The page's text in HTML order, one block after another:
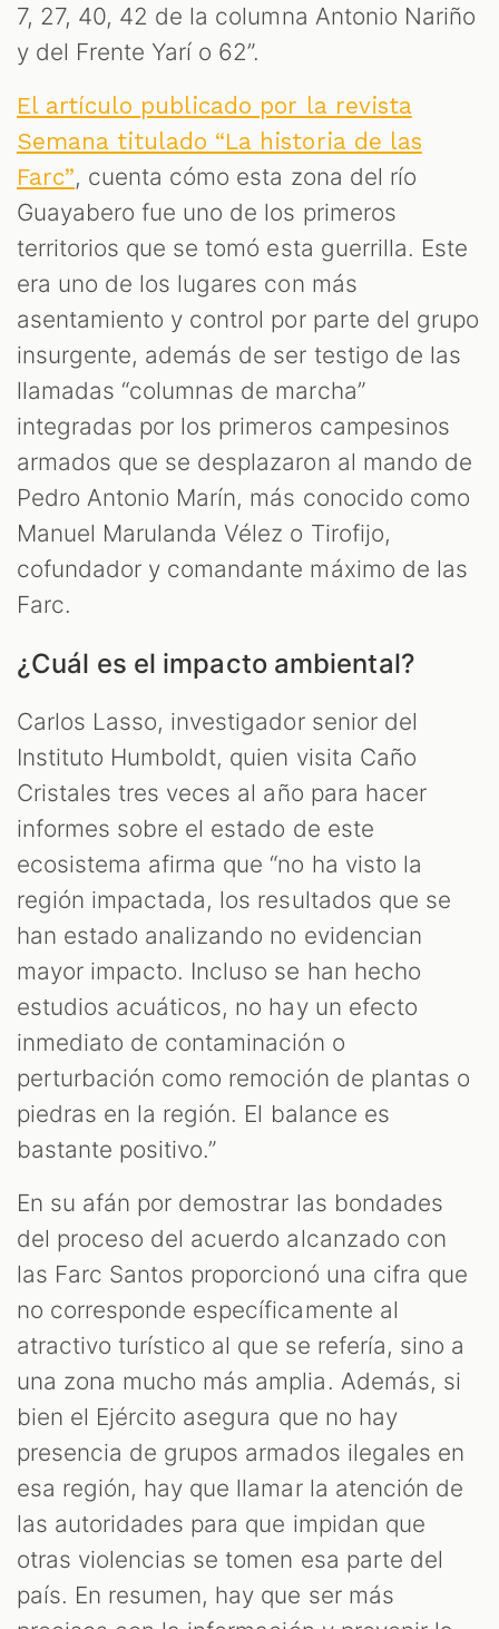
7, 27, 40, 42 de la columna Antonio Nariño
y del Frente Yarí o 62”.
El artículo publicado por la revista
Semana titulado “La historia de las
Farc”, cuenta cómo esta zona del río
Guayabero fue uno de los primeros
territorios que se tomó esta guerrilla. Este
era uno de los lugares con más
asentamiento y control por parte del grupo
insurgente, además de ser testigo de las
llamadas “columnas de marcha”
integradas por los primeros campesinos
armados que se desplazaron al mando de
Pedro Antonio Marín, más conocido como
Manuel Marulanda Vélez o Tirofijo,
cofundador y comandante máximo de las
Farc.
¿Cuál es el impacto ambiental?
Carlos Lasso, investigador senior del
Instituto Humboldt, quien visita Caño
Cristales tres veces al año para hacer
informes sobre el estado de este
ecosistema afirma que “no ha visto la
región impactada, los resultados que se
han estado analizando no evidencian
mayor impacto. Incluso se han hecho
estudios acuáticos, no hay un efecto
inmediato de contaminación o
perturbación como remoción de plantas o
piedras en la región. El balance es
bastante positivo.”
En su afán por demostrar las bondades
del proceso del acuerdo alcanzado con
las Farc Santos proporcionó una cifra que
no corresponde específicamente al
atractivo turístico al que se refería, sino a
una zona mucho más amplia. Además, si
bien el Ejército asegura que no hay
presencia de grupos armados ilegales en
esa región, hay que llamar la atención de
las autoridades para que impidan que
otras violencias se tomen esa parte del
país. En resumen, hay que ser más